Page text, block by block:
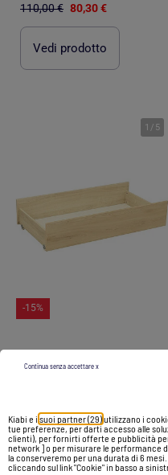
Kiabi e i suoi partner (29)utilizzano i
tue preferenze, per darti accesso alle
clienti), per fornirti offerte e pubblicità
network ] o per misurare le performance
la conserveremo per una durata di 6
cliccando sul link "Cookie" in basso a
Continua senza accettare x
110,00 € 80,30 €
Vedi prodotto
1 / 5
-15%
Vedi prodotto